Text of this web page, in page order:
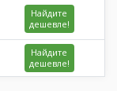
Найдите
дешевле!
Найдите
дешевле!